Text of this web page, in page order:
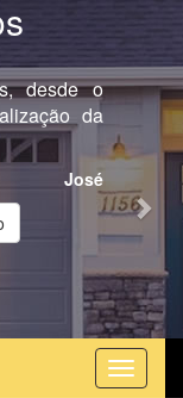
desde o
da
José